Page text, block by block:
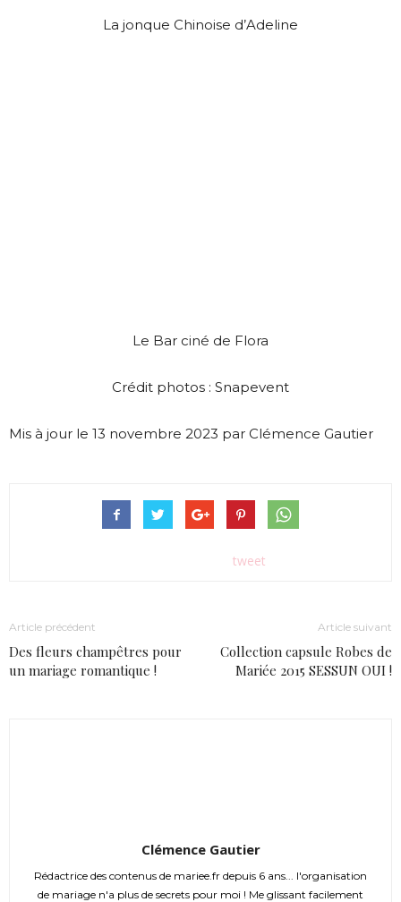
La jonque Chinoise d’Adeline
Le Bar ciné de Flora
Crédit photos : Snapevent
Mis à jour le 13 novembre 2023 par Clémence Gautier
tweet
Article précédent
Des fleurs champêtres pour
un mariage romantique !
Article suivant
Collection capsule Robes de
Mariée 2015 SESSUN OUI !
Clémence Gautier
Rédactrice des contenus de mariee.fr depuis 6 ans... l'organisation
de mariage n'a plus de secrets pour moi ! Me glissant facilement